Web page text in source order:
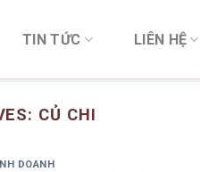
TIN TỨC LIÊN HỆ
CỦ CHI
DOANH